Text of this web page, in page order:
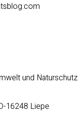
und Naturschutz
16248 Liepe